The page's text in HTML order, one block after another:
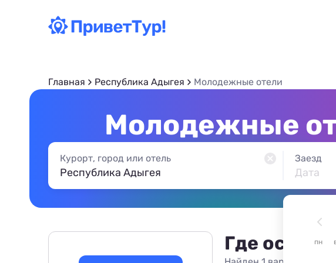
Главная Республика Адыгея Молодежные отели
Молодежные
Курорт, город или отель Заезд
Дата
пн
Где